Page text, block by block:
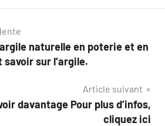
naturelle en poterie et en
sur l’argile.
Article suivant
davantage Pour plus d’infos,
cliquez ici